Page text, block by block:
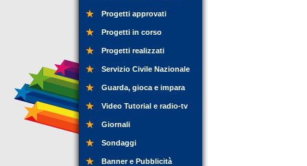
Progetti approvati
Progetti in corso
Progetti realizzati
Servizio Civile Nazionale
Guarda, gioca e impara
Video Tutorial e radio-tv
Giornali
Sondaggi
Banner e Pubblicità